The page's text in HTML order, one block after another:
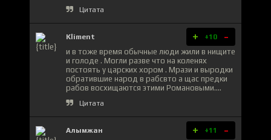
Цитата
Kliment + +10 -
и в тоже время обычные люди жили в нищите
и голоде . Могли разве что на коленях
постоять у царских хором . Мрази и выродки
обратившие народ в рабсвто а щас предки
рабов восхищаются этими Романовыми....
Цитата
Алымжан + +11 -